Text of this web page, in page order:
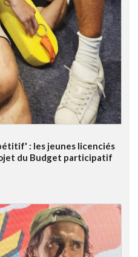
: les jeunes licenciés
du Budget participatif